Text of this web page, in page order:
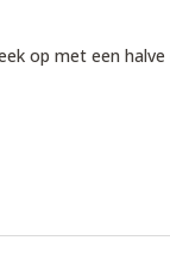
op met een